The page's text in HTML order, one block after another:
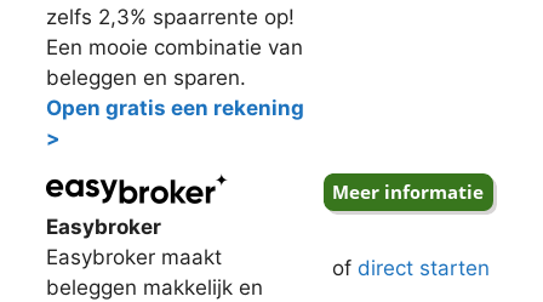
zelfs 2,3% spaarrente op!
Een mooie combinatie van
beleggen en sparen.
Open gratis een rekening
>
Easybroker
Easybroker maakt
beleggen makkelijk en
of direct starten